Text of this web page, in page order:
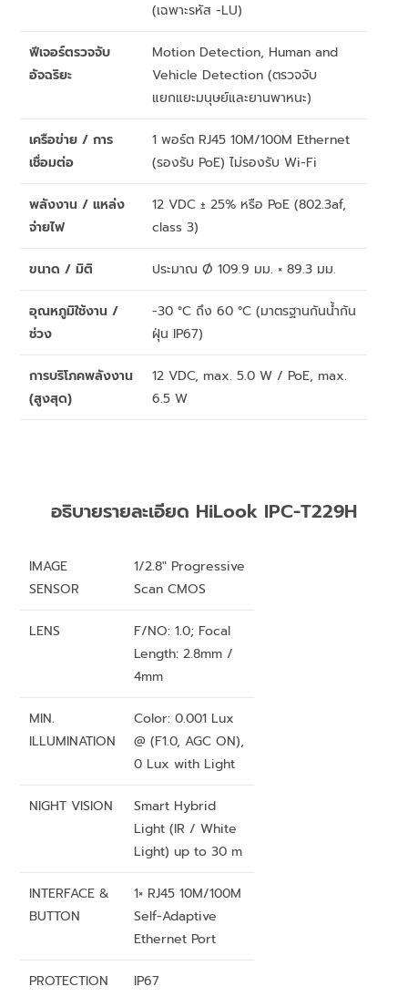
(เฉพาะรหัส -LU)
ฟีเจอร์ตรวจจับ
อัจฉริยะ
Motion Detection, Human and
Vehicle Detection (ตรวจจับ
แยกแยะมนุษย์และยานพาหนะ)
เครือข่าย / การ
เชื่อมต่อ
1 พอร์ต RJ45 10M/100M Ethernet
(รองรับ PoE) ไม่รองรับ Wi-Fi
พลังงาน / แหล่ง
จ่ายไฟ
12 VDC ± 25% หรือ PoE (802.3af,
class 3)
ขนาด / มิติ ประมาณ Ø 109.9 มม. × 89.3 มม.
อุณหภูมิใช้งาน /
ช่วง
-30 °C ถึง 60 °C (มาตรฐานกันน้ำกัน
ฝุ่น IP67)
การบริโภคพลังงาน
(สูงสุด)
12 VDC, max. 5.0 W / PoE, max.
6.5 W
อธิบายรายละเอียด HiLook IPC-T229H
IMAGE
SENSOR
1/2.8″ Progressive
Scan CMOS
LENS
F/NO: 1.0; Focal
Length: 2.8mm /
4mm
MIN.
ILLUMINATION
Color: 0.001 Lux
@ (F1.0, AGC ON),
0 Lux with Light
NIGHT VISION
Smart Hybrid
Light (IR / White
Light) up to 30 m
INTERFACE &
BUTTON
1× RJ45 10M/100M
Self-Adaptive
Ethernet Port
PROTECTION
IP67